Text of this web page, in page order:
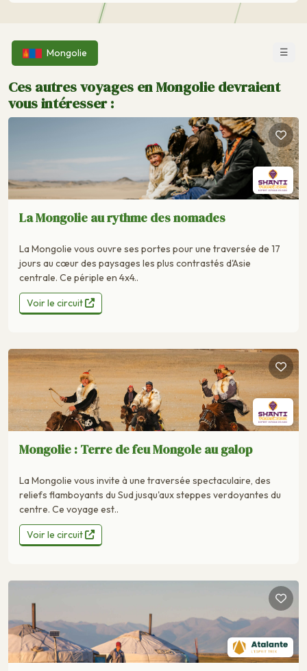
Mongolie ☰
Ces autres voyages en Mongolie devraient
vous intéresser :
La Mongolie au rythme des nomades
La Mongolie vous ouvre ses portes pour une traversée de 17
jours au cœur des paysages les plus contrastés d'Asie
centrale. Ce périple en 4x4..
Voir le circuit
Mongolie : Terre de feu Mongole au galop
La Mongolie vous invite à une traversée spectaculaire, des
reliefs flamboyants du Sud jusqu'aux steppes verdoyantes du
centre. Ce voyage est..
Voir le circuit